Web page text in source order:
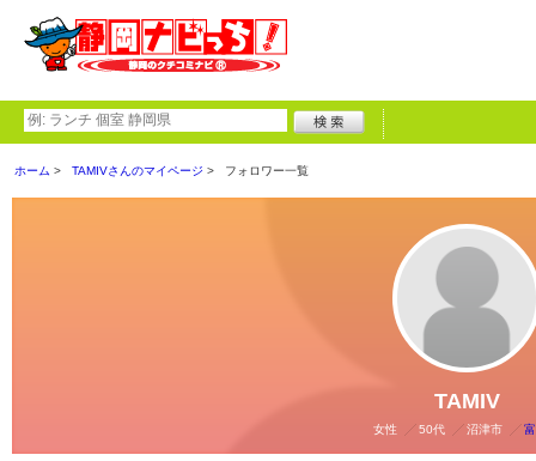
ホーム TAMIVさんのマイページ フォロワー一覧
TAMIV
女性 50代 沼津市